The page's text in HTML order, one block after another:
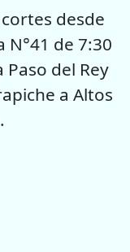
desde
N°41 de 7:30
del Rey
a Altos